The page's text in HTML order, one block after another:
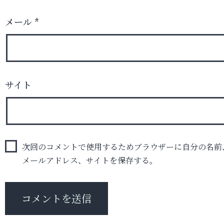
メール *
サイト
次回のコメントで使用するためブラウザーに自分の名前
メールアドレス、サイトを保存する。